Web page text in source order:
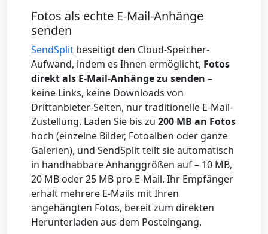
Fotos als echte E-Mail-Anhänge
senden
SendSplit beseitigt den Cloud-Speicher-
Aufwand, indem es Ihnen ermöglicht, Fotos
direkt als E-Mail-Anhänge zu senden –
keine Links, keine Downloads von
Drittanbieter-Seiten, nur traditionelle E-Mail-
Zustellung. Laden Sie bis zu 200 MB an Fotos
hoch (einzelne Bilder, Fotoalben oder ganze
Galerien), und SendSplit teilt sie automatisch
in handhabbare Anhanggrößen auf – 10 MB,
20 MB oder 25 MB pro E-Mail. Ihr Empfänger
erhält mehrere E-Mails mit Ihren
angehängten Fotos, bereit zum direkten
Herunterladen aus dem Posteingang.